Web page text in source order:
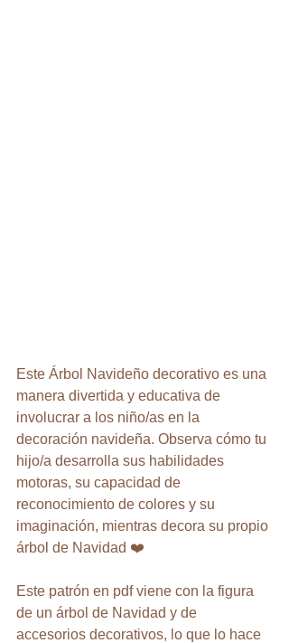
Este Árbol Navideño decorativo es una
manera divertida y educativa de
involucrar a los niño/as en la
decoración navideña. Observa cómo tu
hijo/a desarrolla sus habilidades
motoras, su capacidad de
reconocimiento de colores y su
imaginación, mientras decora su propio
árbol de Navidad ❤️
Este patrón en pdf viene con la figura
de un árbol de Navidad y de
accesorios decorativos, lo que lo hace